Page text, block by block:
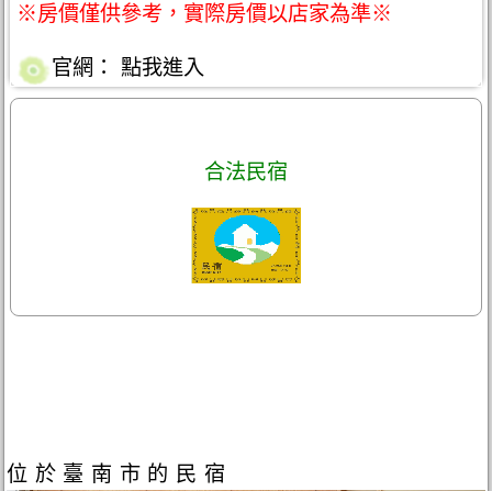
※房價僅供參考，實際房價以店家為準※
官網： 點我進入
合法民宿
位於臺南市的民宿